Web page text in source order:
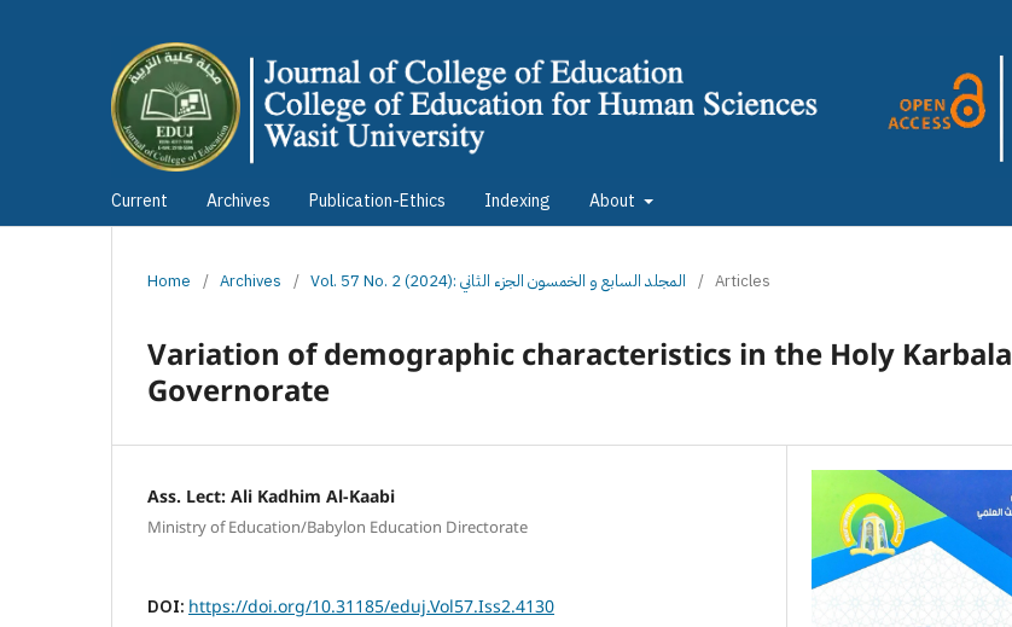
Current Archives Publication-Ethics Indexing About
Home / Archives / Vol. 57 No. 2 (2024): المجلد السابع و الخمسون الجزء الثاني / Articles
Variation of demographic characteristics in the Holy Karbala
Governorate
Ass. Lect: Ali Kadhim Al-Kaabi
Ministry of Education/Babylon Education Directorate
DOI: https://doi.org/10.31185/eduj.Vol57.Iss2.4130